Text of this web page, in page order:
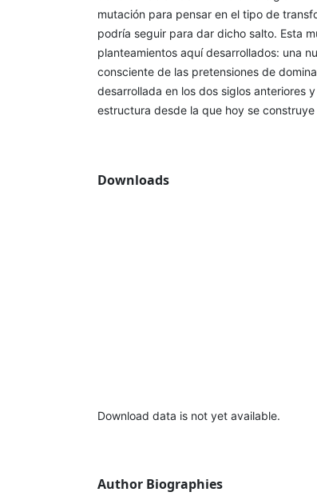
mutación para pensar en el tipo de
podría seguir para dar dicho salto. Esta
planteamientos aquí desarrollados: una
consciente de las pretensiones de
desarrollada en los dos siglos anteriores
estructura desde la que hoy se construye
Downloads
Download data is not yet available.
Author Biographies